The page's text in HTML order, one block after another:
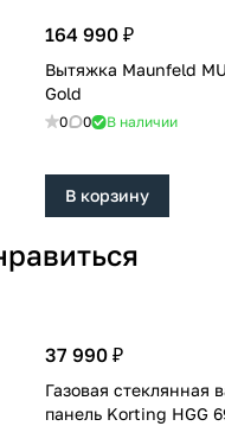
164 990 ₽
Вытяжка Maunfeld
Gold
0 0 В наличии
В корзину
37 990 ₽
Газовая стеклянная
панель Korting HGG